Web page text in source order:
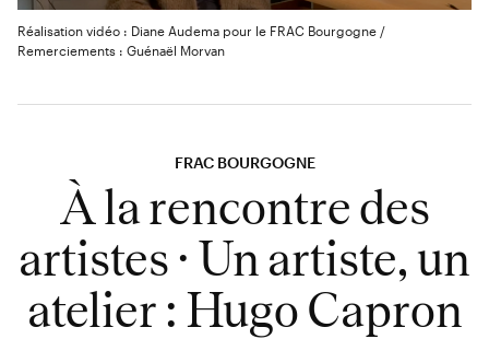
Réalisation vidéo : Diane Audema pour le FRAC Bourgogne /
Remerciements : Guénaël Morvan
FRAC BOURGOGNE
À la rencontre des
artistes · Un artiste, un
atelier : Hugo Capron